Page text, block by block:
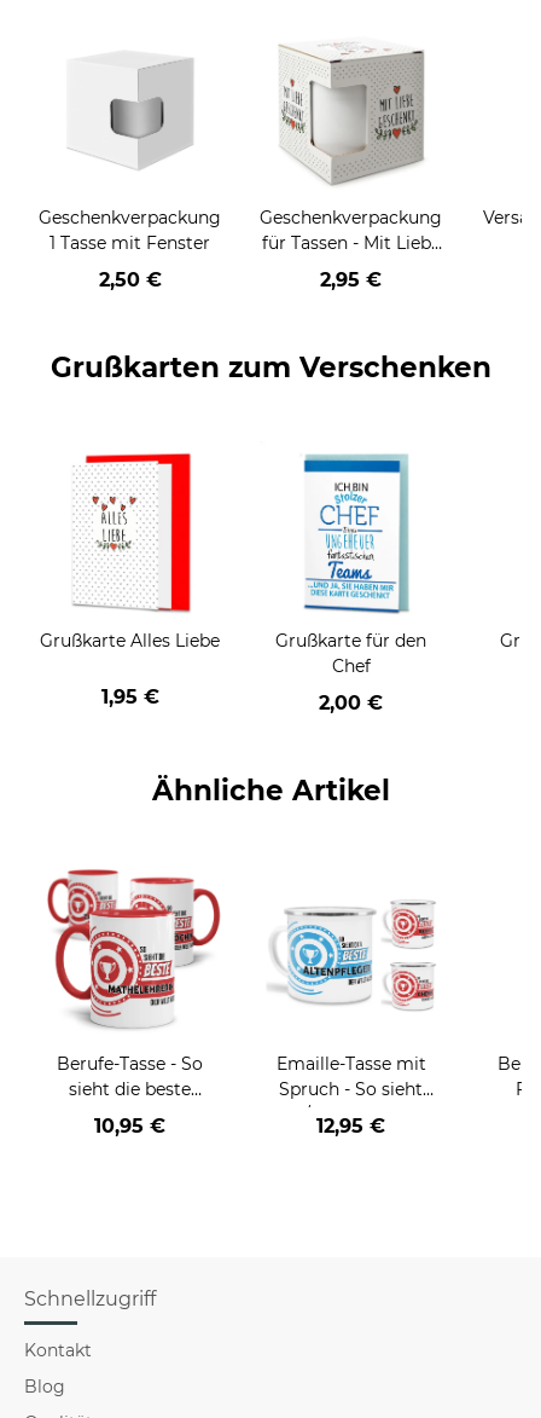
Geschenkverpackung
1 Tasse mit Fenster
2,50 €
Geschenkverpackung
für Tassen - Mit Liebe
geschenkt
2,95 €
Grußkarten zum Verschenken
Grußkarte Alles Liebe
1,95 €
Grußkarte für den
Chef
2,00 €
Ähnliche Artikel
Berufe-Tasse - So
sieht die beste
BERUF aus -
verschiedene Berufe
10,95 €
Emaille-Tasse mit
Spruch - So sieht
der/die beste - Ihr
Beruf - aus
12,95 €
Schnellzugriff
Kontakt
Blog